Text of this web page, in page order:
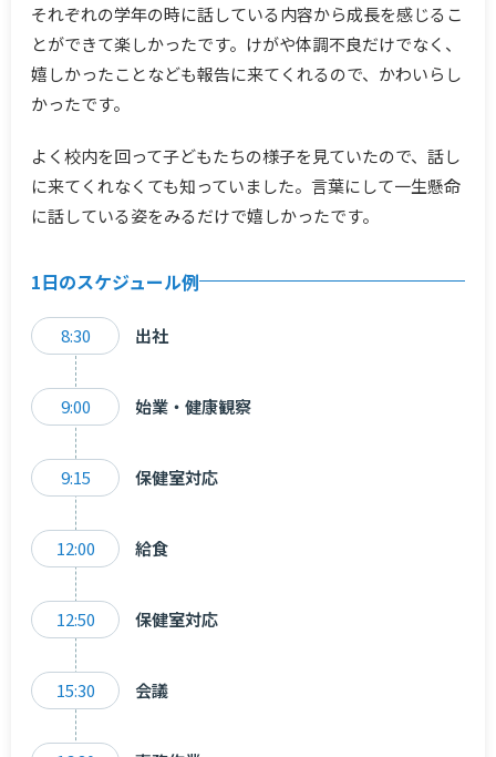
それぞれの学年の時に話している内容から成長を感じるこ
とができて楽しかったです。けがや体調不良だけでなく、
嬉しかったことなども報告に来てくれるので、かわいらし
かったです。
よく校内を回って子どもたちの様子を見ていたので、話し
に来てくれなくても知っていました。言葉にして一生懸命
に話している姿をみるだけで嬉しかったです。
1日のスケジュール例
8:30 出社
9:00 始業・健康観察
9:15 保健室対応
12:00 給食
12:50 保健室対応
15:30 会議